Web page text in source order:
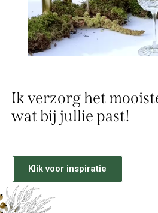
Ik verzorg het
wat bij jullie past!
Klik voor inspiratie